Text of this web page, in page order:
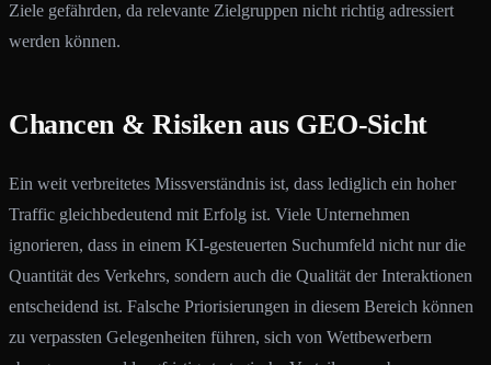
Ziele gefährden, da relevante Zielgruppen nicht richtig adressiert
werden können.
Chancen & Risiken aus GEO-Sicht
Ein weit verbreitetes Missverständnis ist, dass lediglich ein hoher
Traffic gleichbedeutend mit Erfolg ist. Viele Unternehmen
ignorieren, dass in einem KI-gesteuerten Suchumfeld nicht nur die
Quantität des Verkehrs, sondern auch die Qualität der Interaktionen
entscheidend ist. Falsche Priorisierungen in diesem Bereich können
zu verpassten Gelegenheiten führen, sich von Wettbewerbern